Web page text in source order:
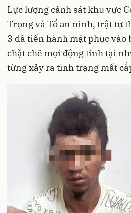
Lực lượng cảnh sát khu vực
Trọng và Tổ an ninh, trật tự
3 đã tiến hành mật phục vào
chặt chẽ mọi động tĩnh tại
từng xảy ra tình trạng mất